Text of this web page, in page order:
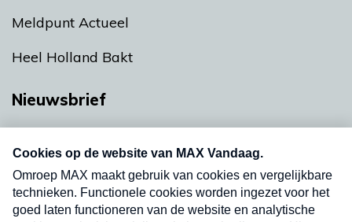
Meldpunt Actueel
Heel Holland Bakt
Nieuwsbrief
nieuwsbrief. Elke vrijdag- en dinsdagochtend in
uw mailbox.
Verzend